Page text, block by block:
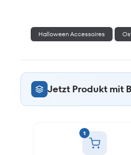
Halloween Accessoires
Jetzt Produkt mit
1